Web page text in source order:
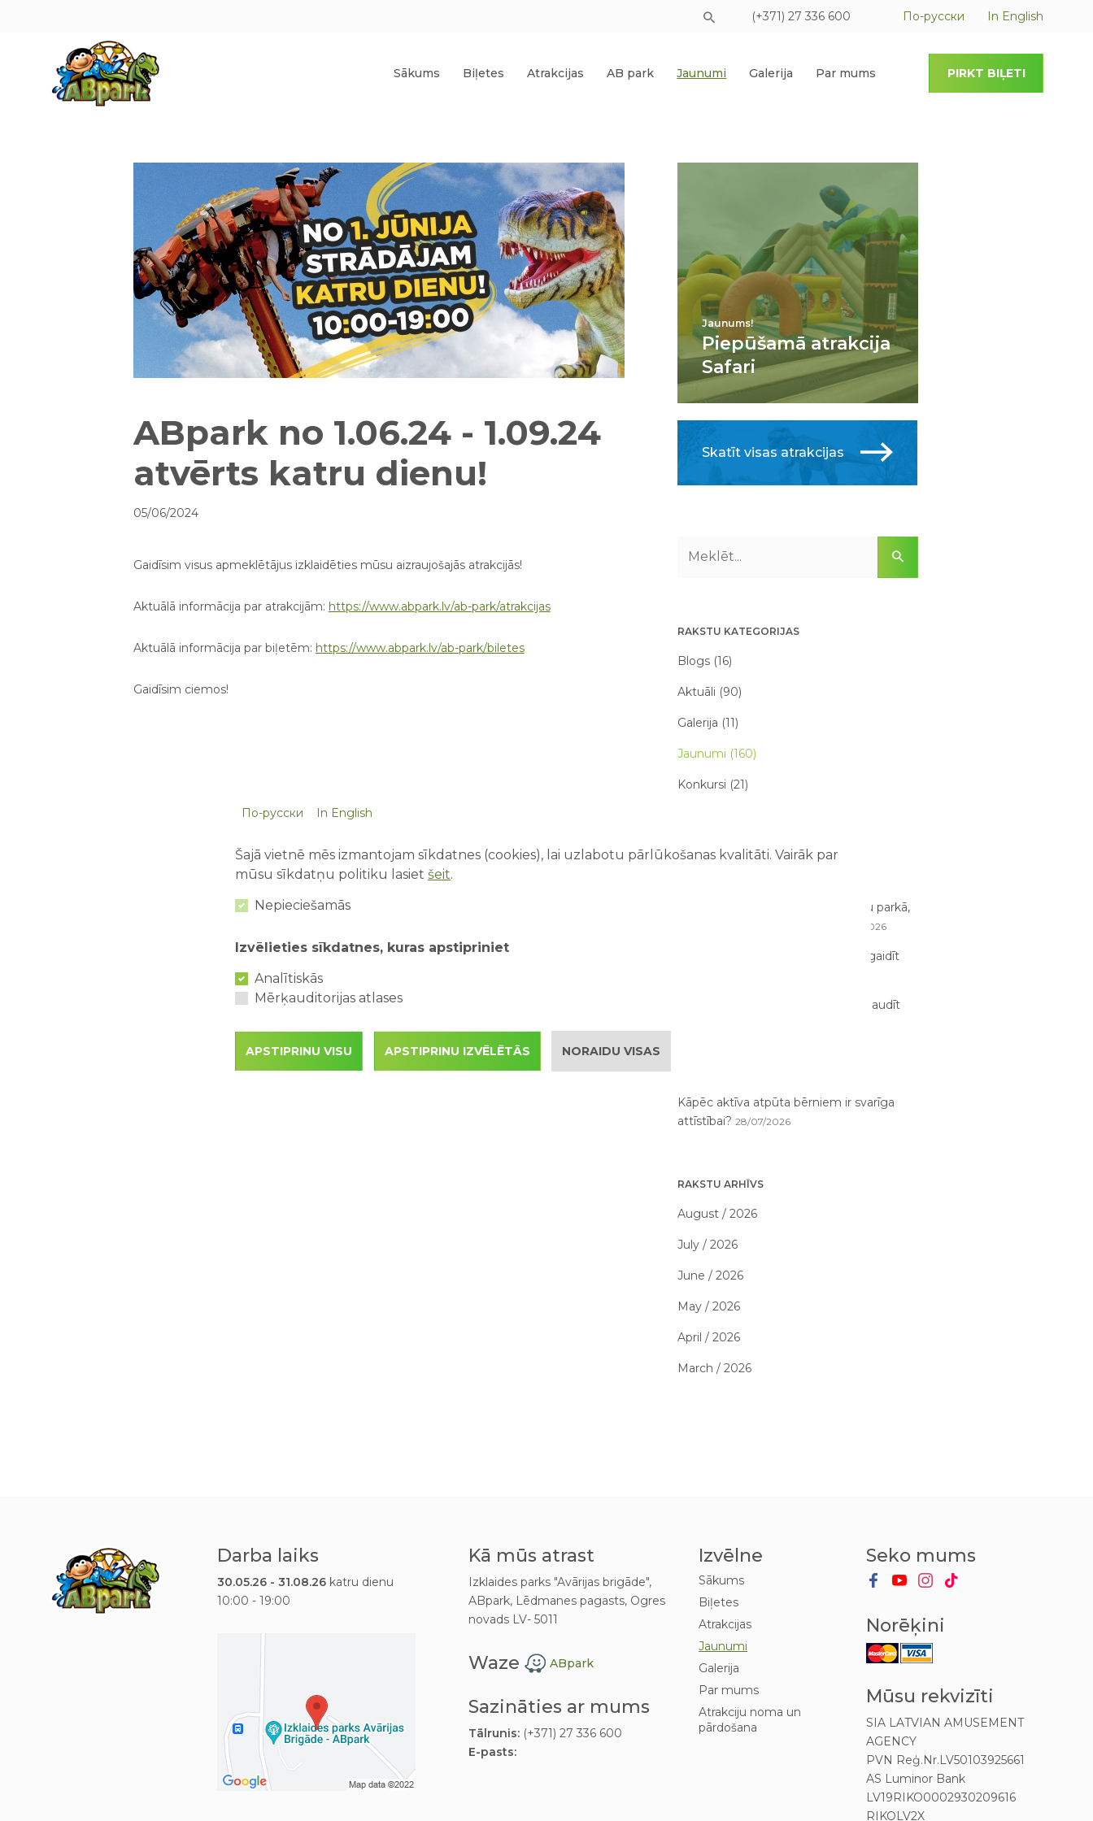
(+371) 27 336 600 По-русски In English
Sākums Biļetes Atrakcijas AB park Jaunumi Galerija Par mums PIRKT BIĻETI
ABpark no 1.06.24 - 1.09.24
atvērts katru dienu!
05/06/2024
Gaidīsim visus apmeklētājus izklaidēties mūsu aizraujošajās atrakcijās!
Aktuālā informācija par atrakcijām: https://www.abpark.lv/ab-park/atrakcijas
Aktuālā informācija par biļetēm: https://www.abpark.lv/ab-park/biletes
Gaidīsim ciemos!
Jaunums!
Piepūšamā atrakcija
Safari
Skatīt visas atrakcijas
RAKSTU KATEGORIJAS
Blogs (16)
Aktuāli (90)
Galerija (11)
Jaunumi (160)
Konkursi (21)
10 lietas, ko bērni pamana atrakciju parkā,
07/08/2026
Pirmā reize atrakciju parkā – ko sagaidīt
Drošība ūdens atrakcijās: kā tās izbaudīt
Kāpēc aktīva atpūta bērniem ir svarīga
attīstībai?28/07/2026
RAKSTU ARHĪVS
August / 2026
July / 2026
June / 2026
May / 2026
April / 2026
March / 2026
Darba laiks
30.05.26 - 31.08.26 katru dienu
10:00 - 19:00
Kā mūs atrast
Izklaides parks "Avārijas brigāde",
ABpark, Lēdmanes pagasts, Ogres
novads LV- 5011
Waze ABpark
Sazināties ar mums
Tālrunis:(+371) 27 336 600
E-pasts:
Izvēlne
Sākums
Biļetes
Atrakcijas
Jaunumi
Galerija
Par mums
Atrakciju noma un
pārdošana
Seko mums
Norēķini
Mūsu rekvizīti
SIA LATVIAN AMUSEMENT
AGENCY
PVN Reģ.Nr.LV50103925661
AS Luminor Bank
LV19RIKO0002930209616
RIKOLV2X
По-русски In English
Šajā vietnē mēs izmantojam sīkdatnes (cookies), lai uzlabotu pārlūkošanas kvalitāti. Vairāk par
mūsu sīkdatņu politiku lasiet šeit.
Nepieciešamās
Izvēlieties sīkdatnes, kuras apstipriniet
Analītiskās
Mērķauditorijas atlases
APSTIPRINU VISU APSTIPRINU IZVĒLĒTĀS NORAIDU VISAS